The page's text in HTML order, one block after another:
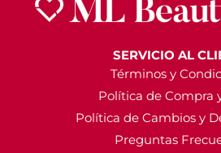
SERVICIO AL
Términos y
Política de Compra
Política de Cambios y
Preguntas